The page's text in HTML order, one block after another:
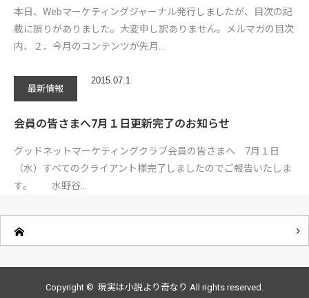
本日、Webマーケティングジャーナル発行しましたが、目次の記
載に誤りがありました。大変申し訳ありません。メルマガの目次
内、２．今月のコンテンツが先月…
最新情報
2015.07.1
会員の皆さまへ7月１日更新完了のお知らせ
グッドネットマーケティングクラブ会員の皆さまへ 7月１日
（水）すべてのクライアント様完了しましたのでご報告いたしま
す。 水野谷…
Copyright © 現実は小説より奇なり All rights reserved.